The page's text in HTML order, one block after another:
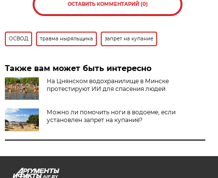
ОСТАВИТЬ КОММЕНТАРИЙ (0)
ОСВОД травма ныряльщика запрет на купание
Также вам может быть интересно
На Цнянском водохранилище в Минске
протестируют ИИ для спасения людей
Можно ли помочить ноги в водоеме, если
установлен запрет на купание?
AIF.BY